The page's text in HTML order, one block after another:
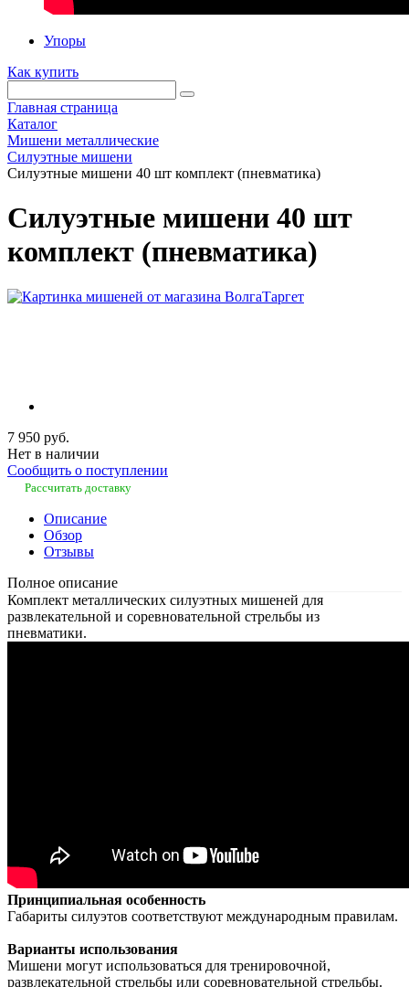
Упоры
Как купить
Главная страница
Каталог
Мишени металлические
Силуэтные мишени
Силуэтные мишени 40 шт комплект (пневматика)
Силуэтные мишени 40 шт
комплект (пневматика)
7 950 руб.
Нет в наличии
Сообщить о поступлении
Рассчитать доставку
Описание
Обзор
Отзывы
Полное описание
Комплект металлических силуэтных мишеней для
развлекательной и соревновательной стрельбы из
пневматики.
Принципиальная особенность
Габариты силуэтов соответствуют международным правилам.
Варианты использования
Мишени могут использоваться для тренировочной,
развлекательной стрельбы или соревновательной стрельбы.